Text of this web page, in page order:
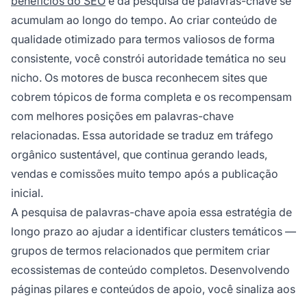
acumulam ao longo do tempo. Ao criar conteúdo de
qualidade otimizado para termos valiosos de forma
consistente, você constrói autoridade temática no seu
nicho. Os motores de busca reconhecem sites que
cobrem tópicos de forma completa e os recompensam
com melhores posições em palavras-chave
relacionadas. Essa autoridade se traduz em tráfego
orgânico sustentável, que continua gerando leads,
vendas e comissões muito tempo após a publicação
inicial.
A pesquisa de palavras-chave apoia essa estratégia de
longo prazo ao ajudar a identificar clusters temáticos —
grupos de termos relacionados que permitem criar
ecossistemas de conteúdo completos. Desenvolvendo
páginas pilares e conteúdos de apoio, você sinaliza aos